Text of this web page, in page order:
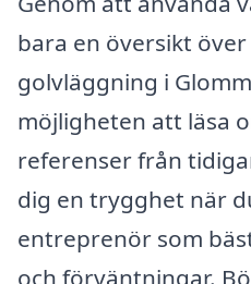
bara en översikt
golvläggning i
möjligheten att läsa
referenser från
dig en trygghet när
entreprenör som
och förväntningar.